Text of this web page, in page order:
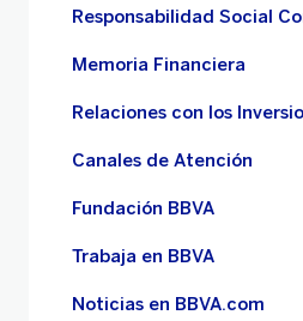
Responsabilidad Social
Memoria Financiera
Relaciones con los
Canales de Atención
Fundación BBVA
Trabaja en BBVA
Noticias en BBVA.com